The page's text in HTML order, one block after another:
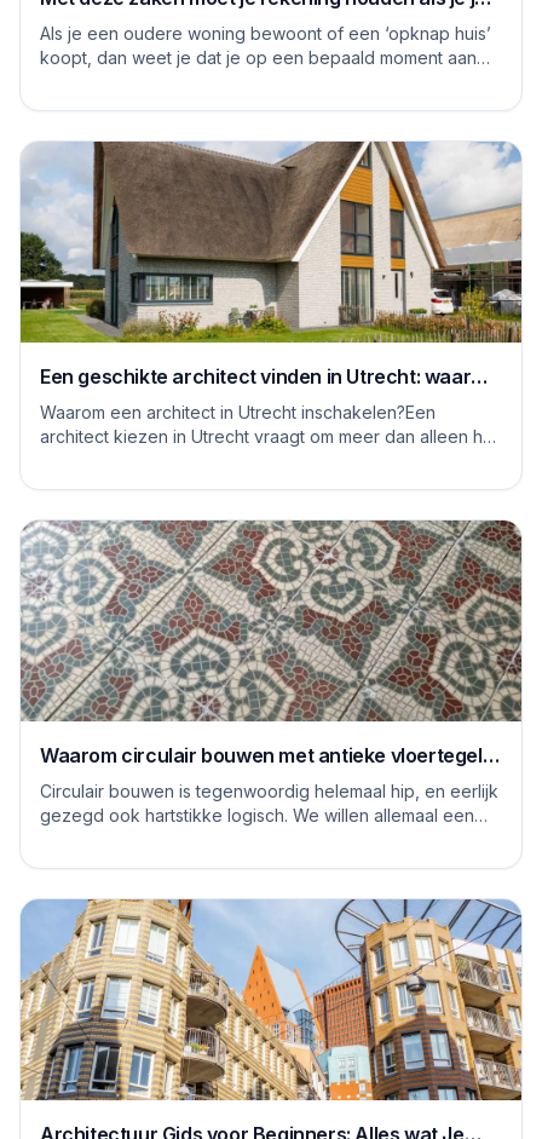
huis grondig gaat renoveren
Als je een oudere woning bewoont of een ‘opknap huis’
koopt, dan weet je dat je op een bepaald moment aan
Een geschikte architect vinden in Utrecht: waar
moet je op letten
Waarom een architect in Utrecht inschakelen?Een
architect kiezen in Utrecht vraagt om meer dan alleen het
Waarom circulair bouwen met antieke vloertegels
een goed idee is
Circulair bouwen is tegenwoordig helemaal hip, en eerlijk
gezegd ook hartstikke logisch. We willen allemaal een
Architectuur Gids voor Beginners: Alles wat Je